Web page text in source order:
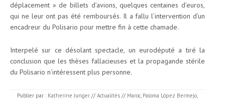
déplacement » de billets d’avions, quelques centaines d’euros,
qui ne leur ont pas été remboursés. Il a fallu l’intervention d’un
encadreur du Polisario pour mettre fin à cette chamade.
Interpelé sur ce désolant spectacle, un eurodéputé a tiré la
conclusion que les thèses fallacieuses et la propagande stérile
du Polisario n’intéressent plus personne.
Publier par : Katherine Junger // Actualités // Maroc, Paloma López Bermejo,